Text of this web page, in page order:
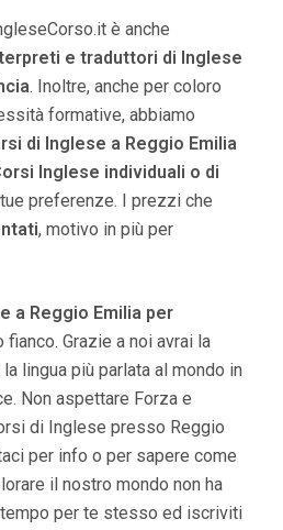
è anche
e traduttori di Inglese
. Inoltre, anche per coloro
formative, abbiamo
di Inglese a Reggio Emilia
Inglese individuali o di
preferenze. I prezzi che
, motivo in più per
a Reggio Emilia per
fianco. Grazie a noi avrai la
lingua più parlata al mondo in
Non aspettare Forza e
di Inglese presso Reggio
per info o per sapere come
il nostro mondo non ha
per te stesso ed iscriviti